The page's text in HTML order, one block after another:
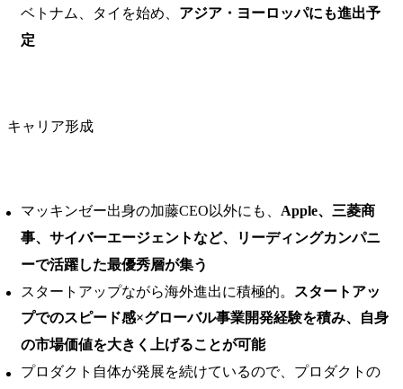
ベトナム、タイを始め、 アジア・ヨーロッパにも進出予
定
キャリア形成
マッキンゼー出身の加藤CEO以外にも、 Apple、三菱商
事、サイバーエージェントなど、リーディングカンパニ
ーで活躍した最優秀層が集う
スタートアップながら海外進出に積極的。
スタートアッ
プでのスピード感×グローバル事業開発経験を積み、自身
の市場価値を大きく上げることが可能
プロダクト自体が発展を続けているので、プロダクトの